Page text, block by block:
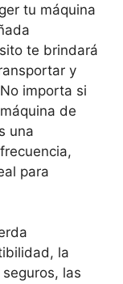
tu máquina
te brindará
y
importa si
de
una
para
la
las